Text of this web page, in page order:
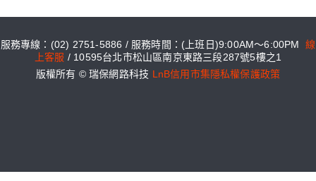
服務專線：(02) 2751-5886 / 服務時間：(上班日)9:00AM～6:00PM線
上客服 / 10595台北市松山區南京東路三段287號5樓之1
版權所有 © 瑞保網路科技 LnB信用市集隱私權保護政策